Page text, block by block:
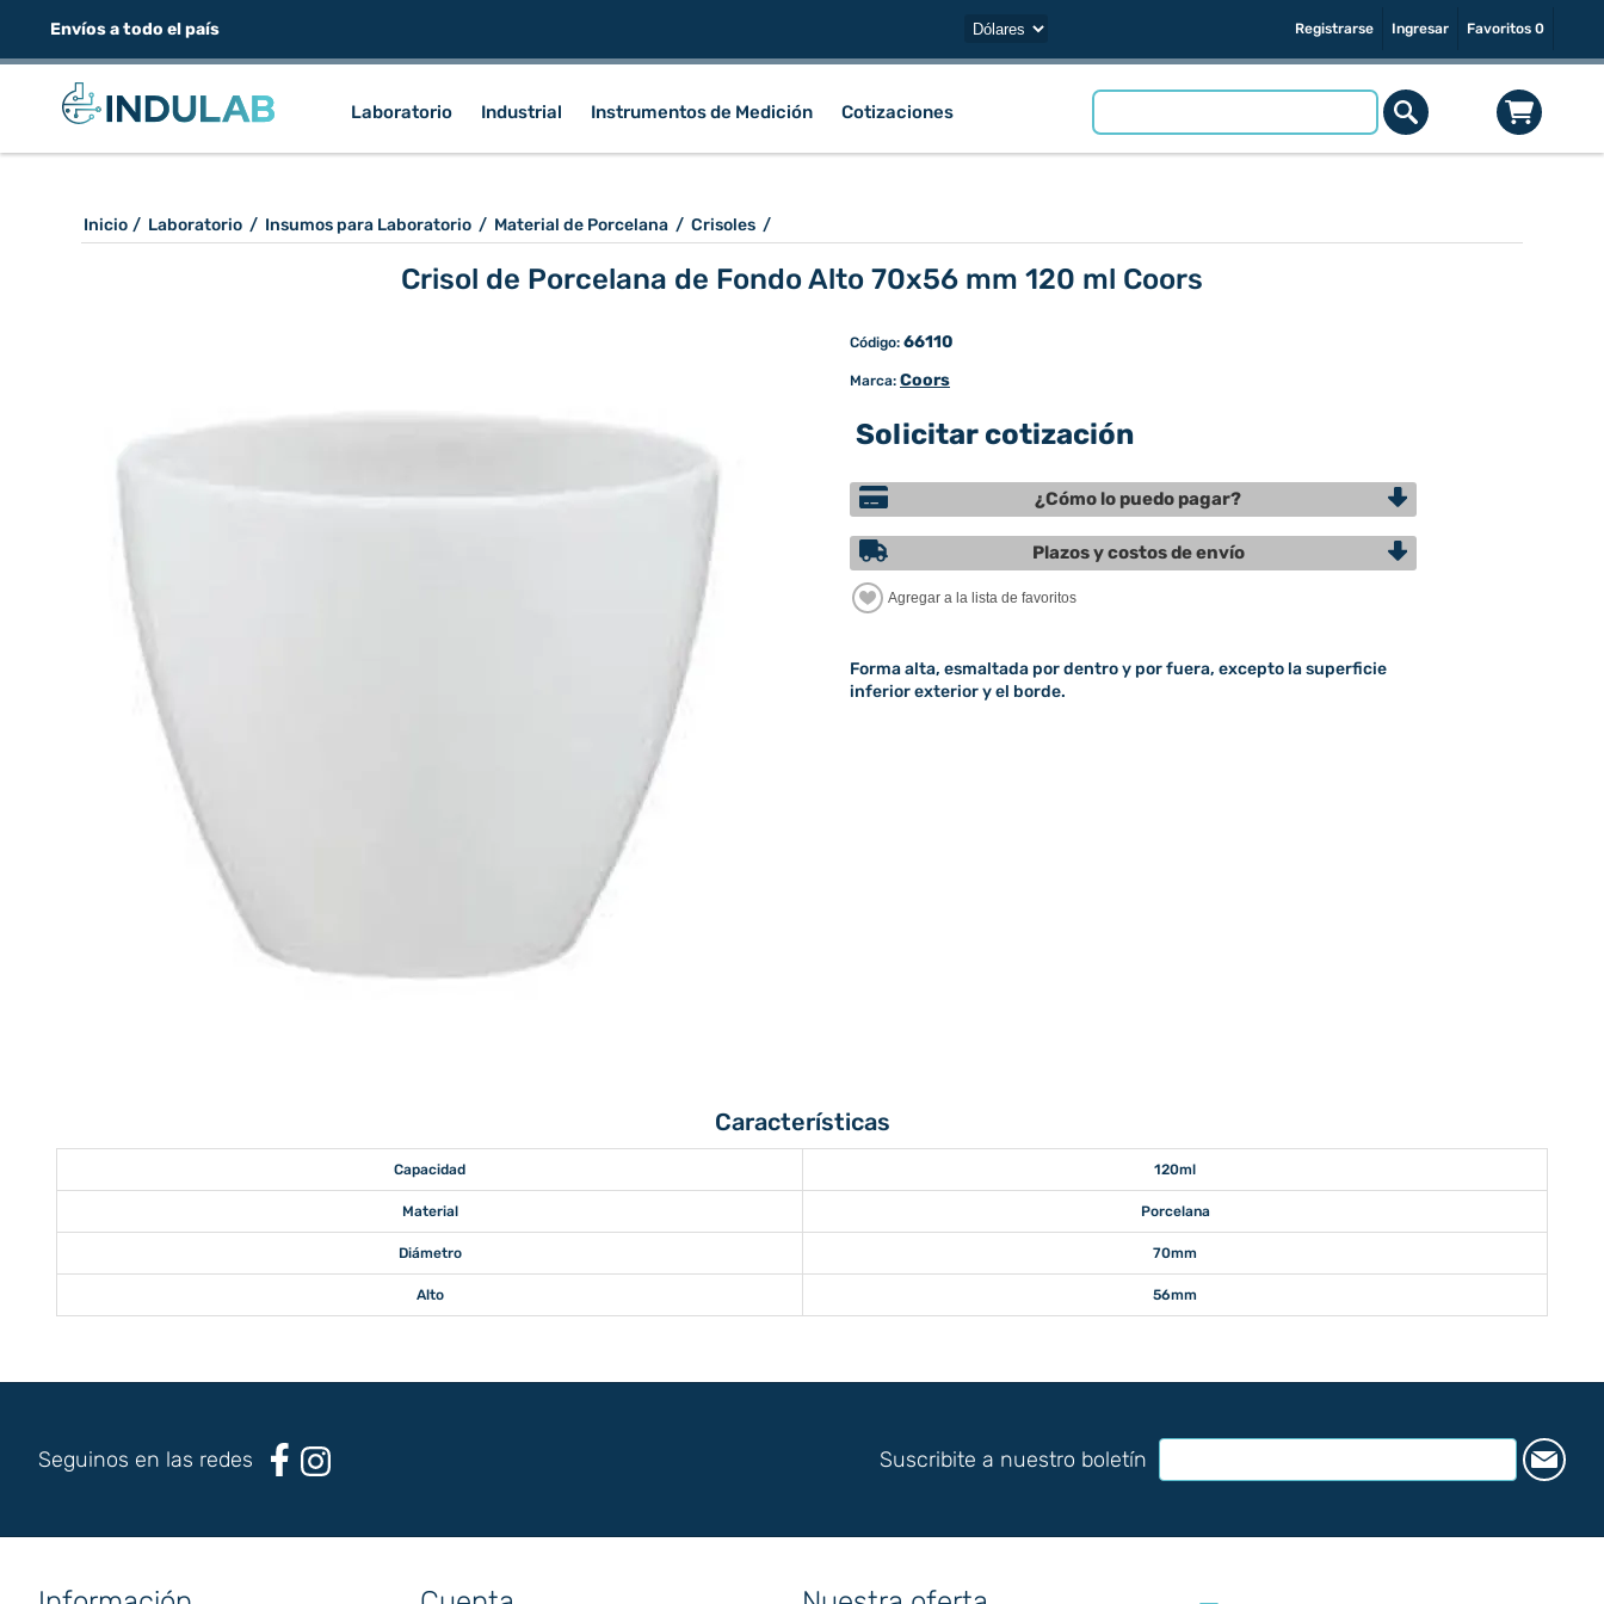
Envíos a todo el país Registrarse Ingresar Favoritos 0
Laboratorio Industrial Instrumentos de Medición Cotizaciones
Inicio / Laboratorio / Insumos para Laboratorio / Material de Porcelana / Crisoles /
Crisol de Porcelana de Fondo Alto 70x56 mm 120 ml Coors
Código: 66110
Marca: Coors
Solicitar cotización
¿Cómo lo puedo pagar?
Plazos y costos de envío
Forma alta, esmaltada por dentro y por fuera, excepto la superficie
inferior exterior y el borde.
Características
Capacidad 120ml
Material Porcelana
Diámetro 70mm
Alto 56mm
Seguinos en las redes Suscribite a nuestro boletín